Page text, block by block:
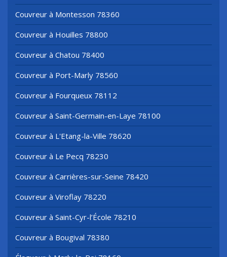
Couvreur à Montesson 78360
Couvreur à Houilles 78800
Couvreur à Chatou 78400
Couvreur à Port-Marly 78560
Couvreur à Fourqueux 78112
Couvreur à Saint-Germain-en-Laye 78100
Couvreur à L'Etang-la-Ville 78620
Couvreur à Le Pecq 78230
Couvreur à Carrières-sur-Seine 78420
Couvreur à Viroflay 78220
Couvreur à Saint-Cyr-l’École 78210
Couvreur à Bougival 78380